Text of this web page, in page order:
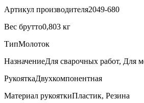
Артикул производителя2049-680
Вес брутто0,803 кг
ТипМолоток
НазначениеДля сварочных работ, Для
РукояткаДвухкомпонентная
Материал рукояткиПластик, Резина